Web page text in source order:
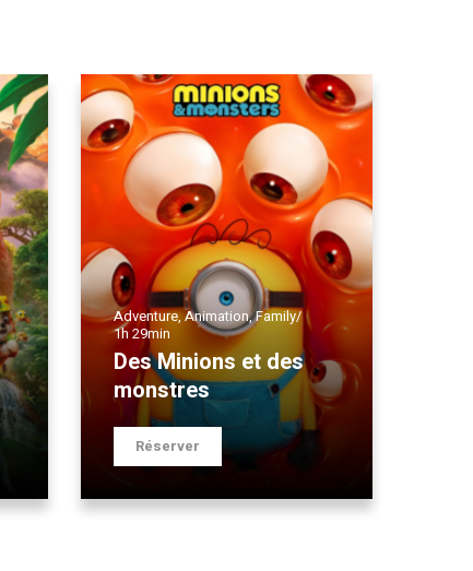
Adventure,Animation,Family/
1h 29min
Des Minions et des
monstres
Réserver